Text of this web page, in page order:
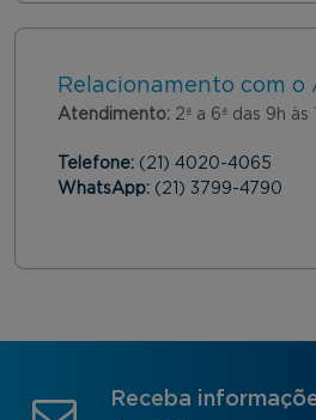
Relacionamento com o
Atendimento: 2ª a 6ª das 9h às
Telefone: (21) 4020-4065
WhatsApp: (21) 3799-4790
Receba